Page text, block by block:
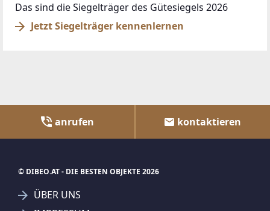
Das sind die Siegelträger des Gütesiegels 2026
Jetzt Siegelträger kennenlernen
anrufen kontaktieren
© DIBEO.AT - DIE BESTEN OBJEKTE 2026
ÜBER UNS